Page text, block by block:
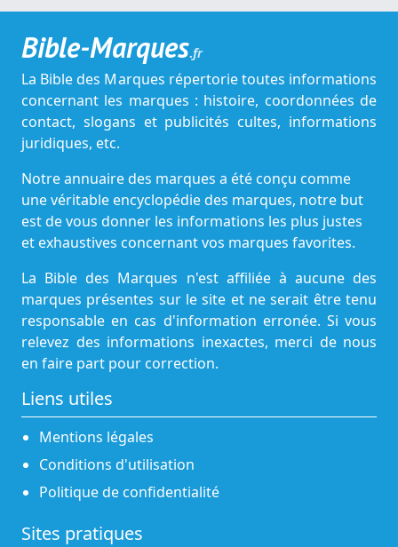
Bible-Marques.fr
La Bible des Marques répertorie toutes informations
concernant les marques : histoire, coordonnées de
contact, slogans et publicités cultes, informations
juridiques, etc.
Notre annuaire des marques a été conçu comme
une véritable encyclopédie des marques, notre but
est de vous donner les informations les plus justes
et exhaustives concernant vos marques favorites.
La Bible des Marques n'est affiliée à aucune des
marques présentes sur le site et ne serait être tenu
responsable en cas d'information erronée. Si vous
relevez des informations inexactes, merci de nous
en faire part pour correction.
Liens utiles
Mentions légales
Conditions d'utilisation
Politique de confidentialité
Sites pratiques